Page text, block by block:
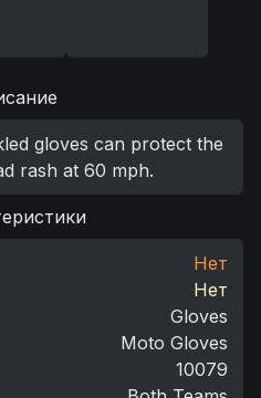
gloves can protect the
rash at 60 mph.
Нет
Нет
Gloves
Moto Gloves
10079